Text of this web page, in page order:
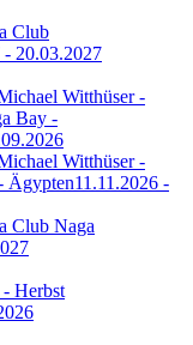
Club
- 20.03.2027
Witthüser -
Bay -
Witthüser -
Ägypten11.11.2026 -
Club Naga
Herbst